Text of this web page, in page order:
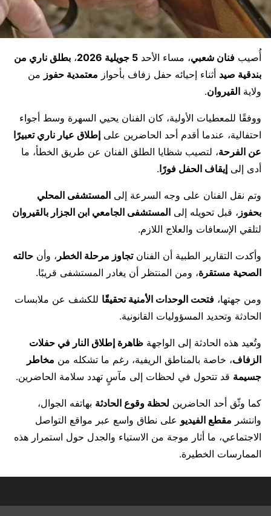
أُصيب فنان شعبي، مساء الأحد 5 جويلية 2026 ، بطلق ناري من
بندقية صيد أثناء إحيائه حفل زفاف بأحواز معتمدية حفوز من
ولاية القيروان.
ووفقًا للمعطيات الأولية، كان الفنان يحيي السهرة وسط أجواء
احتفالية، عندما أقدم أحد الحاضرين على إطلاق عيار ناري تعبيرًا
عن الفرحة، لتصيب شظايا الطلق الفنان عن طريق الخطأ، ما
أدى إلى إيقاف الحفل فورًا.
وتم نقل الفنان على وجه السرعة إلى المستشفى المحلي
بحفوز ، قبل تحويله إلى المستشفى الجامعي ابن الجزار بالقيروان
لتلقي الإسعافات والعلاج اللازم.
وأكدت التقارير الطبية أن الفنانتجاوز مرحلة الخطر ، وأن حالته
الصحية مستقرة، ومن المنتظر أن يغادر المستشفى قريبًا.
ومن جهتها، فتحت الوحدات الأمنية تحقيقًا للكشف عن ملابسات
الحادثة وتحديد المسؤوليات القانونية.
وتُعيد هذه الحادثة إلى الواجهة ظاهرة إطلاق النار في حفلات
الزفاف، خاصة بالمناطق الريفية، رغم ما تشكله من مخاطر
جسيمة قد تتحول في لحظات إلى مآسٍ تهدد سلامة الحاضرين.
كما وثّق أحد الحاضرين لحظة وقوع الحادثة بهاتفه الجوال،
وانتشر مقطع الفيديو على نطاق واسع عبر مواقع التواصل
الاجتماعي، ما أثار موجة من الاستياء والجدل حول استمرار هذه
الممارسات الخطيرة.